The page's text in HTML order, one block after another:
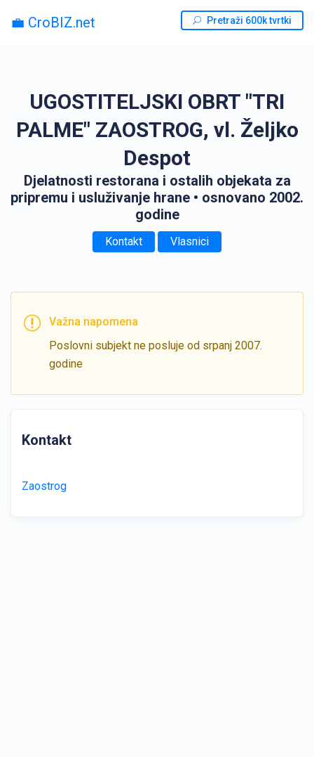
💼 CroBIZ.net Pretraži 600k tvrtki
UGOSTITELJSKI OBRT "TRI
PALME" ZAOSTROG, vl. Željko
Despot
Djelatnosti restorana i ostalih objekata za
pripremu i usluživanje hrane • osnovano 2002.
godine
Kontakt Vlasnici
Važna napomena
Poslovni subjekt ne posluje od srpanj 2007.
godine
Kontakt
Zaostrog